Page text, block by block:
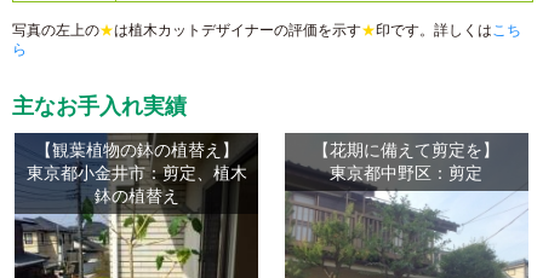
写真の左上の★は植木カットデザイナーの評価を示す★印です。詳しくはこち
ら
主なお手入れ実績
【観葉植物の鉢の植替え】
東京都小金井市：剪定、植木
鉢の植替え
【花期に備えて剪定を】
東京都中野区：剪定